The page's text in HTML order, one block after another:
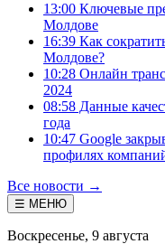
13:00 Ключевые
Молдове
16:39 Как
Молдове?
10:28 Онлайн
2024
08:58 Данные
года
10:47 Google
профилях
Все новости →
☰ МЕНЮ
Воскресенье, 9 августа